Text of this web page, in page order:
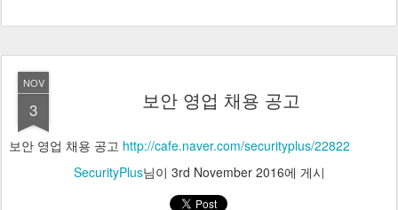
NOV
3 보안 영업 채용 공고
보안 영업 채용 공고 http://cafe.naver.com/securityplus/22822
SecurityPlus님이 3rd November 2016에 게시